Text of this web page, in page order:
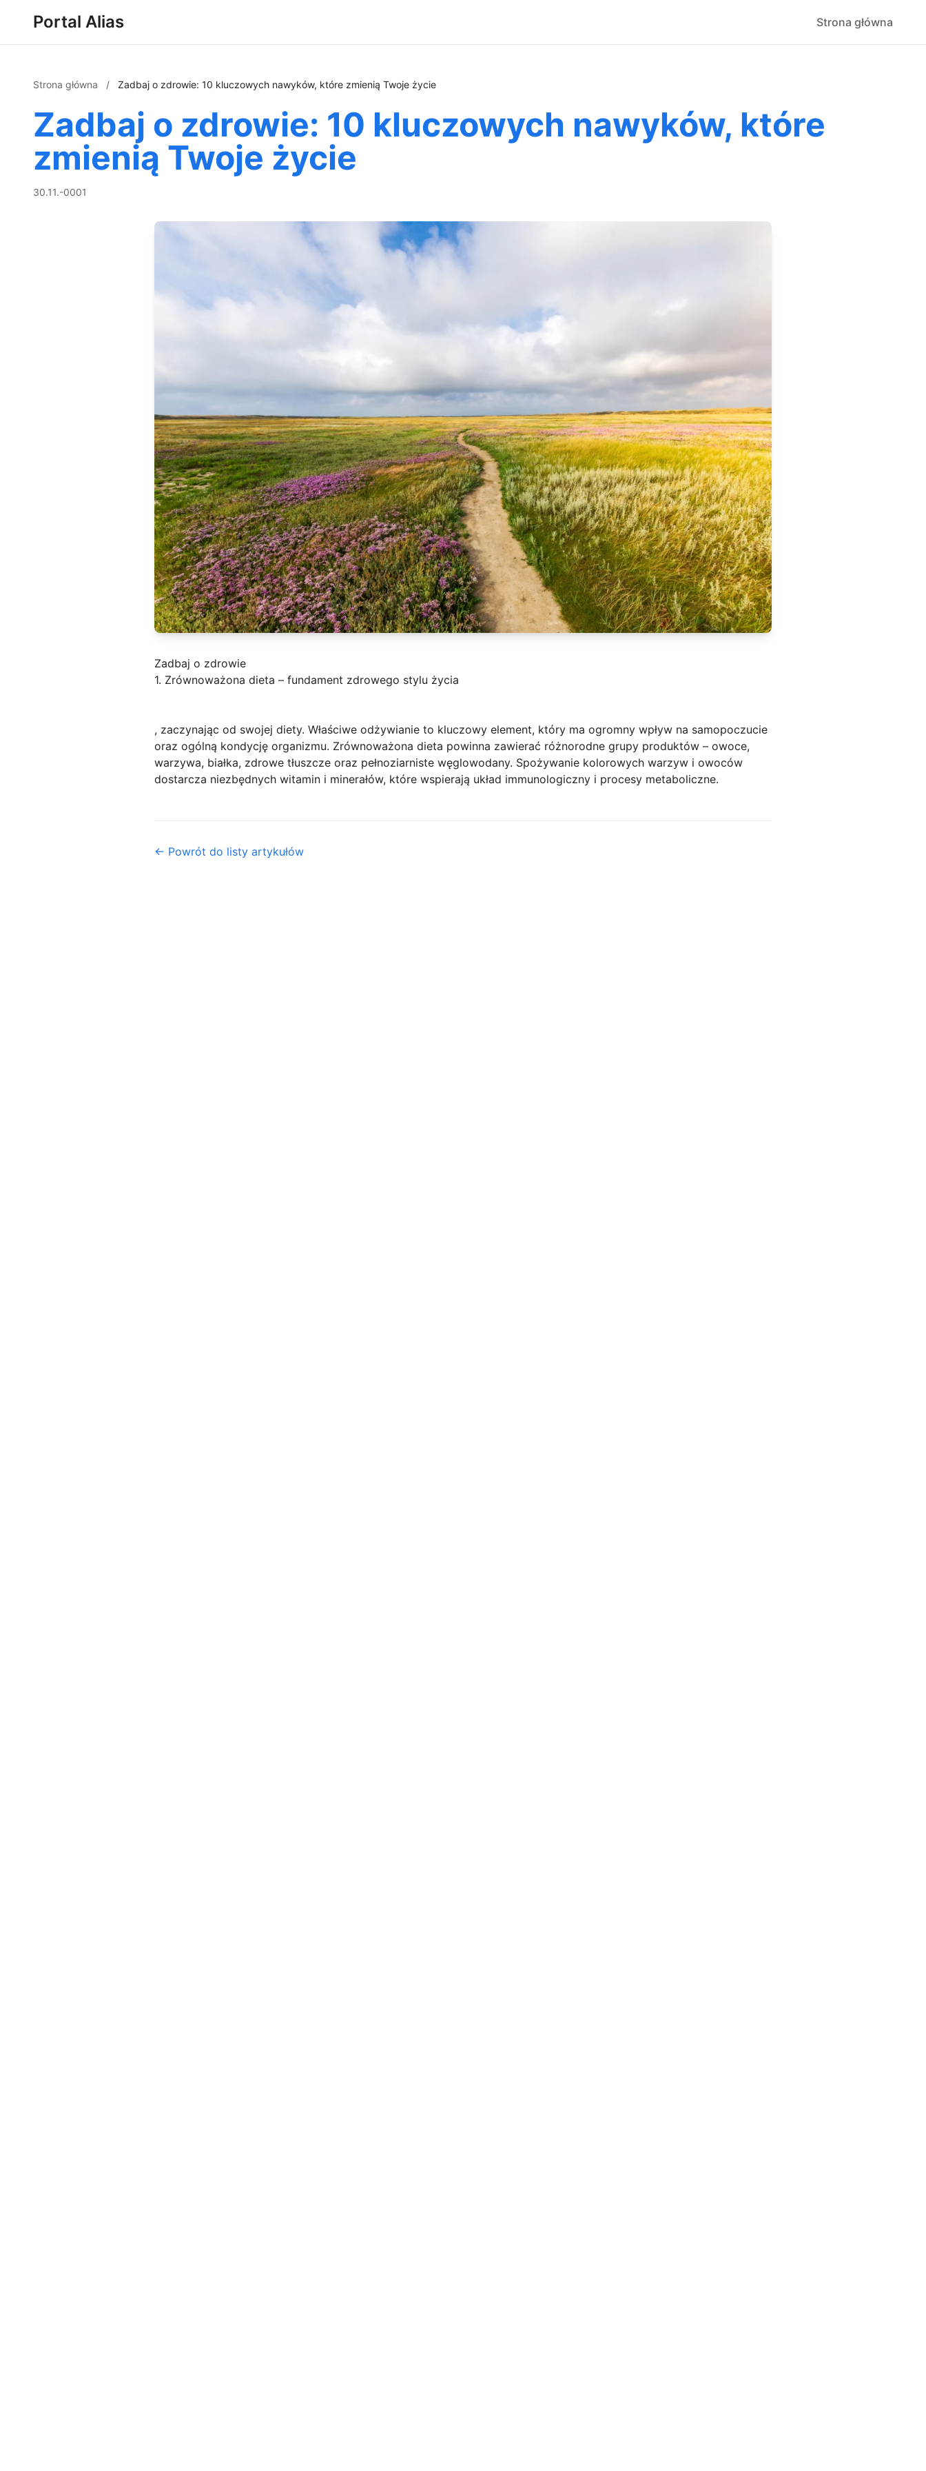
Portal Alias Strona główna
Strona główna / Zadbaj o zdrowie: 10 kluczowych nawyków, które zmienią Twoje życie
Zadbaj o zdrowie: 10 kluczowych nawyków, które
zmienią Twoje życie
30.11.-0001
Zadbaj o zdrowie
1. Zrównoważona dieta – fundament zdrowego stylu życia
, zaczynając od swojej diety. Właściwe odżywianie to kluczowy element, który ma ogromny wpływ na samopoczucie
oraz ogólną kondycję organizmu. Zrównoważona dieta powinna zawierać różnorodne grupy produktów – owoce,
warzywa, białka, zdrowe tłuszcze oraz pełnoziarniste węglowodany. Spożywanie kolorowych warzyw i owoców
dostarcza niezbędnych witamin i minerałów, które wspierają układ immunologiczny i procesy metaboliczne.
← Powrót do listy artykułów